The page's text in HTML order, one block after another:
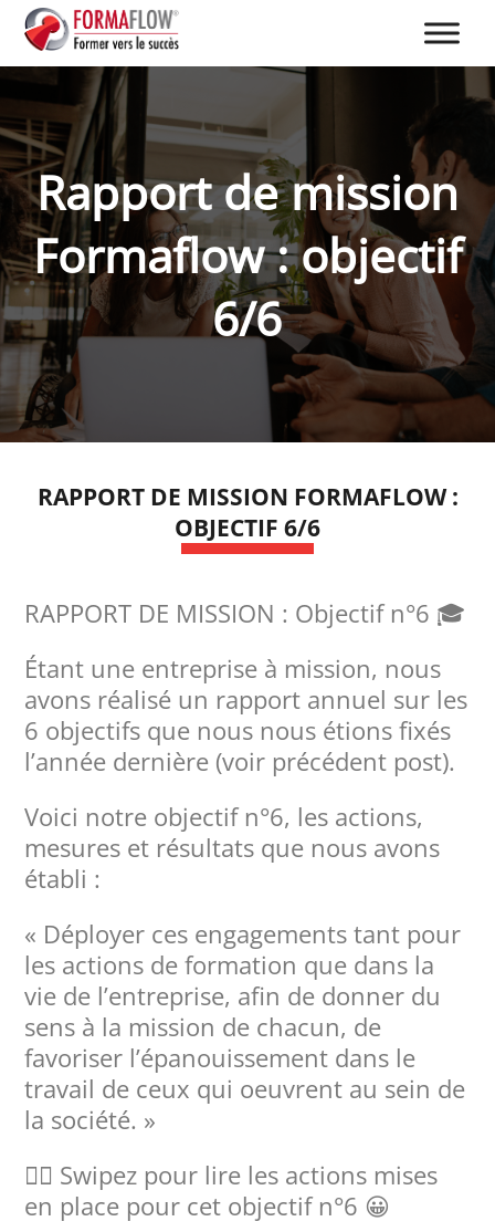
Rapport de mission
Formaflow : objectif
6/6
RAPPORT DE MISSION FORMAFLOW :
OBJECTIF 6/6
RAPPORT DE MISSION : Objectif n°6 🎓
Étant une entreprise à mission, nous
avons réalisé un rapport annuel sur les
6 objectifs que nous nous étions fixés
l’année dernière (voir précédent post).
Voici notre objectif n°6, les actions,
mesures et résultats que nous avons
établi :
« Déployer ces engagements tant pour
les actions de formation que dans la
vie de l’entreprise, afin de donner du
sens à la mission de chacun, de
favoriser l’épanouissement dans le
travail de ceux qui oeuvrent au sein de
la société. »
👉🏻 Swipez pour lire les actions mises
en place pour cet objectif n°6 😀